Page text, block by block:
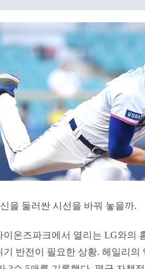
을 둘러싼 시선을 바꿔 놓을까.
온즈파크에서 열리는 LG와의
기 반전이 필요한 상황. 헤일리